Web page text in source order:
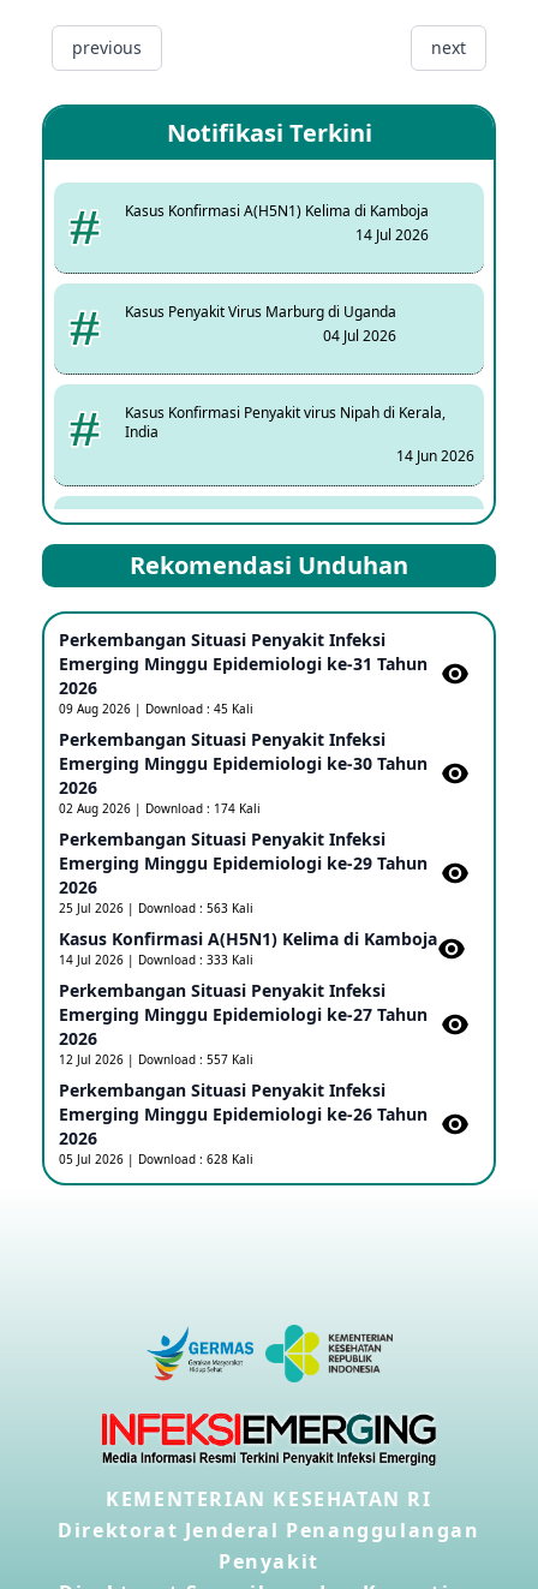
previous next
Notifikasi Terkini
Kasus Konfirmasi A(H5N1) Kelima di Kamboja
14 Jul 2026
Kasus Penyakit Virus Marburg di Uganda
04 Jul 2026
Kasus Konfirmasi Penyakit virus Nipah di Kerala,
India
14 Jun 2026
Kasus Dicurigai Penyakit virus Nipah di Kerala, India
12 Jun 2026
25 May 2026
23 May 2026
dan Uganda Sebagai PHEIC
17 May 2026
Outbreak Penyakti Ebola di RD Kongo
Pesiar MV Hondius
08 May 2026
Penyakit Meningokokus di Vietnam
28 Apr 2026
Kasus Konfirmasi Avian Influenza A(H5N1) Keempat
22 Apr 2026
Informasi Penyakit POH VAU yang berkaitan dengan
Rekomendasi Unduhan
Perkembangan Situasi Penyakit Infeksi
Emerging Minggu Epidemiologi ke-31 Tahun
2026
09 Aug 2026 | Download : 45 Kali
Perkembangan Situasi Penyakit Infeksi
Emerging Minggu Epidemiologi ke-30 Tahun
2026
02 Aug 2026 | Download : 174 Kali
Perkembangan Situasi Penyakit Infeksi
Emerging Minggu Epidemiologi ke-29 Tahun
2026
25 Jul 2026 | Download : 563 Kali
Kasus Konfirmasi A(H5N1) Kelima di Kamboja​
14 Jul 2026 | Download : 333 Kali
Perkembangan Situasi Penyakit Infeksi
Emerging Minggu Epidemiologi ke-27 Tahun
2026
12 Jul 2026 | Download : 557 Kali
Perkembangan Situasi Penyakit Infeksi
Emerging Minggu Epidemiologi ke-26 Tahun
2026
05 Jul 2026 | Download : 628 Kali
KEMENTERIAN KESEHATAN RI
Direktorat Jenderal Penanggulangan
Penyakit